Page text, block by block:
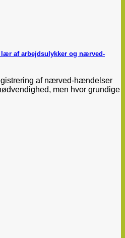
lær af arbejdsulykker og nærved-
af nærved-hændelser
men hvor grundige